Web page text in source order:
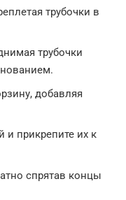
трубочки в
трубочки
добавляя
и прикрепите их к
спрятав концы